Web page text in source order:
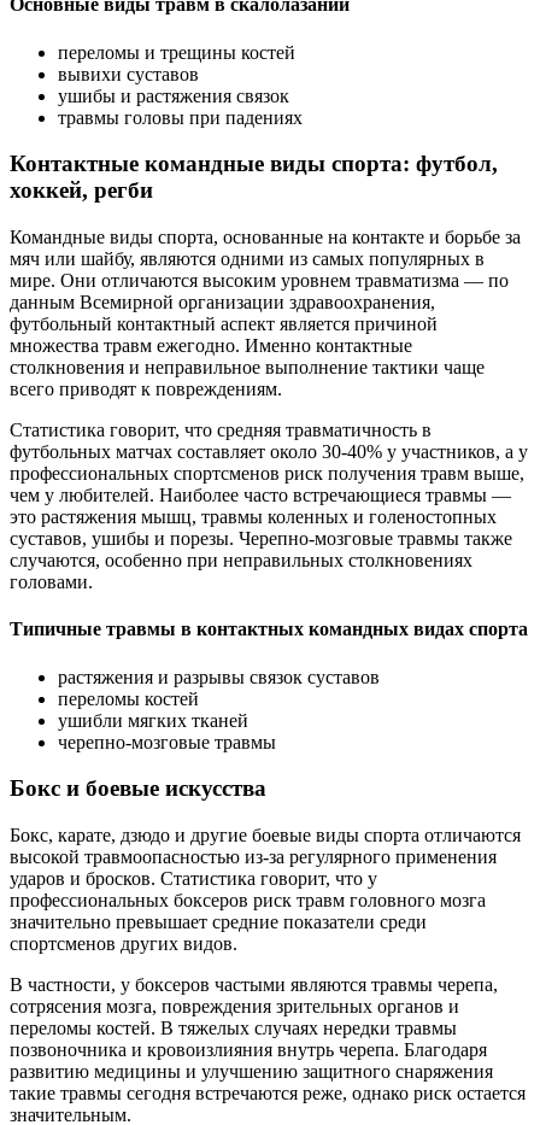
Основные виды травм в скалолазании
переломы и трещины костей
вывихи суставов
ушибы и растяжения связок
травмы головы при падениях
Контактные командные виды спорта: футбол,
хоккей, регби
Командные виды спорта, основанные на контакте и борьбе за
мяч или шайбу, являются одними из самых популярных в
мире. Они отличаются высоким уровнем травматизма — по
данным Всемирной организации здравоохранения,
футбольный контактный аспект является причиной
множества травм ежегодно. Именно контактные
столкновения и неправильное выполнение тактики чаще
всего приводят к повреждениям.
Статистика говорит, что средняя травматичность в
футбольных матчах составляет около 30-40% у участников, а у
профессиональных спортсменов риск получения травм выше,
чем у любителей. Наиболее часто встречающиеся травмы —
это растяжения мышц, травмы коленных и голеностопных
суставов, ушибы и порезы. Черепно-мозговые травмы также
случаются, особенно при неправильных столкновениях
головами.
Типичные травмы в контактных командных видах спорта
растяжения и разрывы связок суставов
переломы костей
ушибли мягких тканей
черепно-мозговые травмы
Бокс и боевые искусства
Бокс, карате, дзюдо и другие боевые виды спорта отличаются
высокой травмоопасностью из-за регулярного применения
ударов и бросков. Статистика говорит, что у
профессиональных боксеров риск травм головного мозга
значительно превышает средние показатели среди
спортсменов других видов.
В частности, у боксеров частыми являются травмы черепа,
сотрясения мозга, повреждения зрительных органов и
переломы костей. В тяжелых случаях нередки травмы
позвоночника и кровоизлияния внутрь черепа. Благодаря
развитию медицины и улучшению защитного снаряжения
такие травмы сегодня встречаются реже, однако риск остается
значительным.